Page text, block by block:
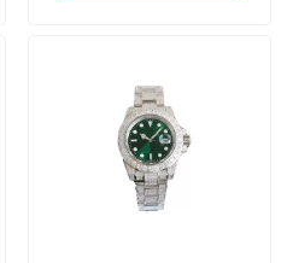
اطلب اقتباس
ساعة معصم ميكانيكية